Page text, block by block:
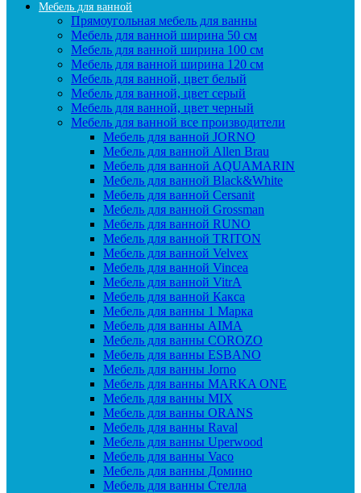
Мебель для ванной
Прямоугольная мебель для ванны
Мебель для ванной ширина 50 см
Мебель для ванной ширина 100 см
Мебель для ванной ширина 120 см
Мебель для ванной, цвет белый
Мебель для ванной, цвет серый
Мебель для ванной, цвет черный
Мебель для ванной все производители
Мебель для ванной JORNO
Мебель для ванной Allen Brau
Мебель для ванной AQUAMARIN
Мебель для ванной Black&White
Мебель для ванной Cersanit
Мебель для ванной Grossman
Мебель для ванной RUNO
Мебель для ванной TRITON
Мебель для ванной Velvex
Мебель для ванной Vincea
Мебель для ванной VitrA
Мебель для ванной Какса
Мебель для ванны 1 Марка
Мебель для ванны AIMA
Мебель для ванны COROZO
Мебель для ванны ESBANO
Мебель для ванны Jorno
Мебель для ванны MARKA ONE
Мебель для ванны MIX
Мебель для ванны ORANS
Мебель для ванны Raval
Мебель для ванны Uperwood
Мебель для ванны Vaco
Мебель для ванны Домино
Мебель для ванны Стелла